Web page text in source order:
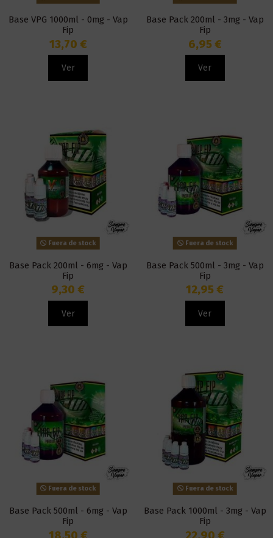
Base VPG 1000ml - 0mg - Vap
Fip
13,70 €
Ver
Base Pack 200ml - 3mg - Vap
Fip
6,95 €
Ver
Fuera de stock
Base Pack 200ml - 6mg - Vap
Fip
9,30 €
Ver
Fuera de stock
Base Pack 500ml - 3mg - Vap
Fip
12,95 €
Ver
Fuera de stock
Base Pack 500ml - 6mg - Vap
Fip
Fuera de stock
Base Pack 1000ml - 3mg - Vap
Fip